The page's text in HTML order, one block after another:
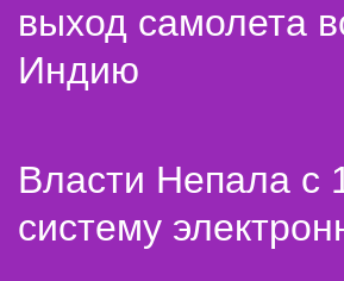
выход самолета
Индию
Власти Непала с
систему